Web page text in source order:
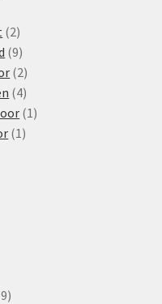
22
produkty
99
produktů
22
produkty
44
produkty
1 1
1 1
99